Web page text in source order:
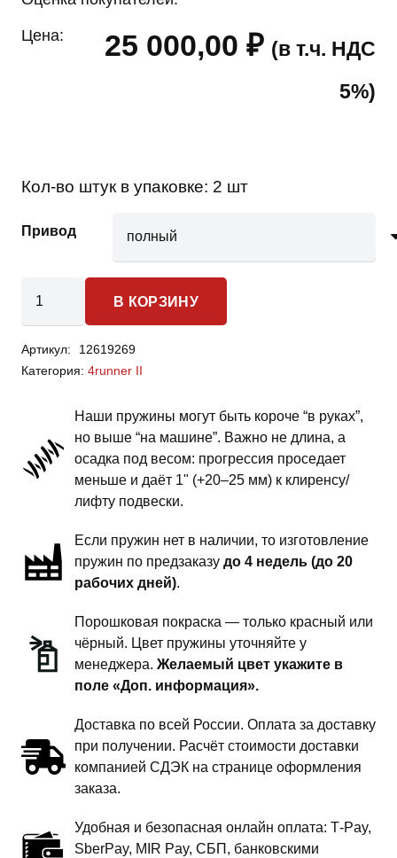
Цена: 25 000,00 ₽ (в т.ч. НДС
5%)
Кол-во штук в упаковке: 2 шт
Привод
товара
4runner
II
пружины
задней
подвески
дюйма
силовой
В КОРЗИНУ
Артикул:
12619269
Категория: 4runner II
Наши пружины могут быть короче “в руках”,
но выше “на машине”. Важно не длина, а
осадка под весом: прогрессия проседает
меньше и даёт 1" (+20–25 мм) к клиренсу/
лифту подвески.
Если пружин нет в наличии, то изготовление
пружин по предзаказу до 4 недель (до 20
рабочих дней).
Порошковая покраска — только красный или
чёрный. Цвет пружины уточняйте у
менеджера. Желаемый цвет укажите в
поле «Доп. информация».
Доставка по всей России. Оплата за доставку
при получении. Расчёт стоимости доставки
компанией СДЭК на странице оформления
заказа.
Удобная и безопасная онлайн оплата: T‑Pay,
SberPay, MIR Pay, СБП, банковскими